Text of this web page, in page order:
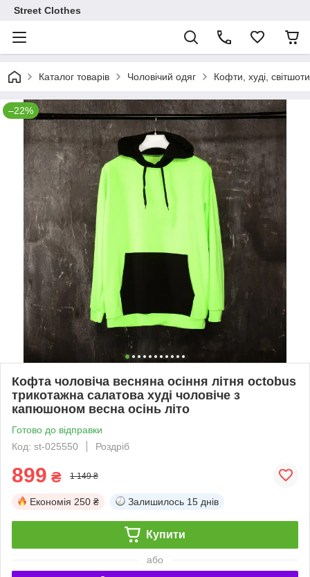
Street Clothes
Каталог товарів Чоловічий одяг Кофти, худі, світшоти
–22%
Кофта чоловіча весняна осіння літня octobus
трикотажна салатова худі чоловіче з
капюшоном весна осінь літо
Готово до відправки
Код: st-025550
Роздріб
899 ₴ 1 149 ₴
Економія 250 ₴ Залишилось 15 днів
Купити
або